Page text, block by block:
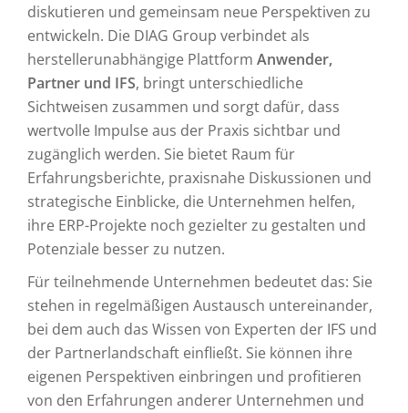
diskutieren und gemeinsam neue Perspektiven zu
entwickeln. Die DIAG Group verbindet als
herstellerunabhängige Plattform Anwender,
Partner und IFS, bringt unterschiedliche
Sichtweisen zusammen und sorgt dafür, dass
wertvolle Impulse aus der Praxis sichtbar und
zugänglich werden. Sie bietet Raum für
Erfahrungsberichte, praxisnahe Diskussionen und
strategische Einblicke, die Unternehmen helfen,
ihre ERP-Projekte noch gezielter zu gestalten und
Potenziale besser zu nutzen.
Für teilnehmende Unternehmen bedeutet das: Sie
stehen in regelmäßigen Austausch untereinander,
bei dem auch das Wissen von Experten der IFS und
der Partnerlandschaft einfließt. Sie können ihre
eigenen Perspektiven einbringen und profitieren
von den Erfahrungen anderer Unternehmen und